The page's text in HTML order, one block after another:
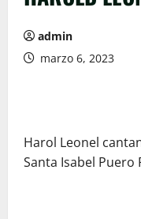
admin
marzo 6, 2023
Harol Leonel
Santa Isabel Puero